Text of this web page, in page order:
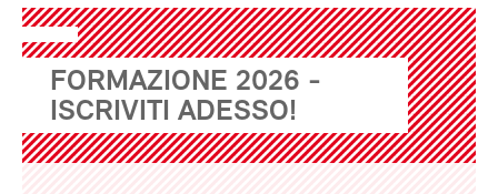
FORMAZIONE 2026 -
ISCRIVITI ADESSO!